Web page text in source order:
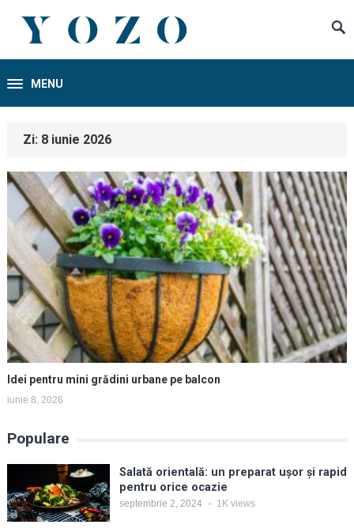
MENU
Zi: 8 iunie 2026
Idei pentru mini grădini urbane pe balcon
iunie 8, 2026
Populare
Salată orientală: un preparat ușor și rapid
pentru orice ocazie
septembrie 2, 2024 1Kviews